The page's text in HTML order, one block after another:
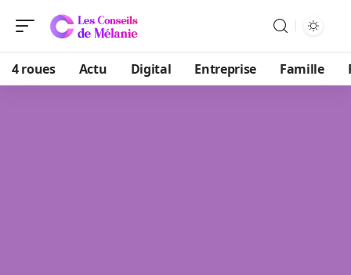
4 roues Actu Digital Entreprise Famille